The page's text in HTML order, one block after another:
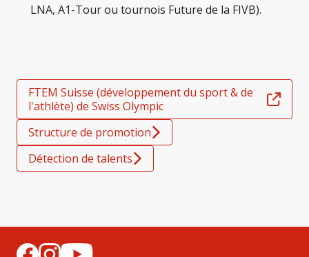
LNA, A1-Tour ou tournois Future de la FIVB).
FTEM Suisse (développement du sport & de
l'athlète) de Swiss Olympic
Structure de promotion
Détection de talents